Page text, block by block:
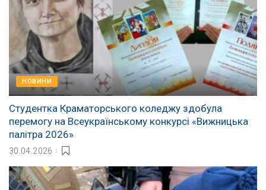
НОВИНИ
Студентка Краматорського коледжу здобула
перемогу на Всеукраїнському конкурсі «Вижницька
палітра 2026»
30.04.2026